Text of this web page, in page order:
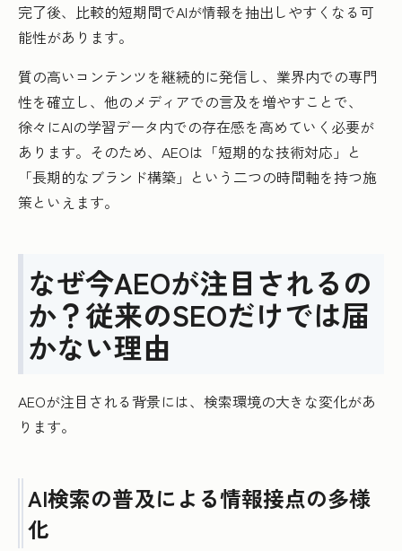
完了後、比較的短期間でAIが情報を抽出しやすくなる可
能性があります。
質の高いコンテンツを継続的に発信し、業界内での専門
性を確立し、他のメディアでの言及を増やすことで、
徐々にAIの学習データ内での存在感を高めていく必要が
あります。そのため、AEOは「短期的な技術対応」と
「長期的なブランド構築」という二つの時間軸を持つ施
策といえます。
なぜ今AEOが注目されるの
か？従来のSEOだけでは届
かない理由
AEOが注目される背景には、検索環境の大きな変化があ
ります。
AI検索の普及による情報接点の多様
化